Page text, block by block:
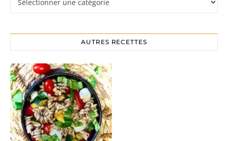
AUTRES RECETTES